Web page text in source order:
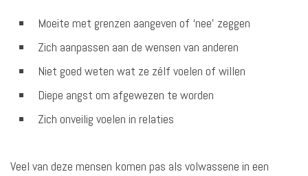
Moeite met grenzen aangeven of ‘nee’ zeggen
Zich aanpassen aan de wensen van anderen
Niet goed weten wat ze zélf voelen of willen
Diepe angst om afgewezen te worden
Zich onveilig voelen in relaties
Veel van deze mensen komen pas als volwassene in een